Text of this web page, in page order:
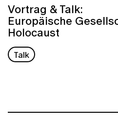
Vortrag & Talk:
Europäische
Holocaust
Talk